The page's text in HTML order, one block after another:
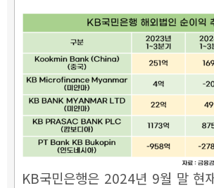
KB국민은행은 2024년 9월 말 현